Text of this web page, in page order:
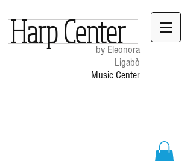
by Eleonora
Ligabò
Music Center
Harp Center